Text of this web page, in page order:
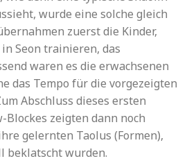
wurde eine solche gleich
zuerst die Kinder,
Seon trainieren, das
waren es die erwachsenen
das Tempo für die vorgezeigten
Abschluss dieses ersten
Blockes zeigten dann noch
gelernten Taolus (Formen),
beklatscht wurden.